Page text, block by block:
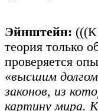
Эйнштейн:
теория только
проверяется
«высшим
законов, из
картину мира.